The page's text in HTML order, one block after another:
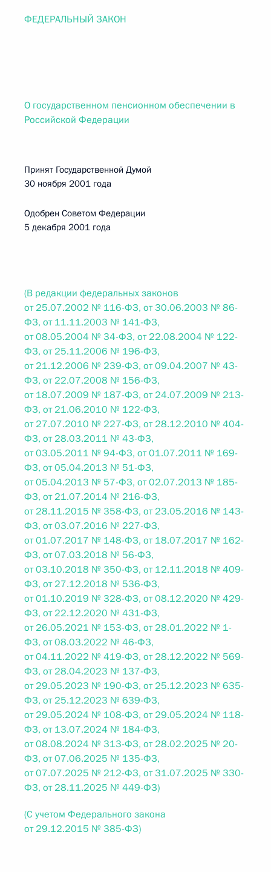
ФЕДЕРАЛЬНЫЙ ЗАКОН
О государственном пенсионном обеспечении в
Российской Федерации
Принят Государственной Думой
30 ноября 2001 года
Одобрен Советом Федерации
5 декабря 2001 года
(В редакции федеральных законов
от 25.07.2002 № 116-ФЗ, от 30.06.2003 № 86-
ФЗ, от 11.11.2003 № 141-ФЗ,
от 08.05.2004 № 34-ФЗ, от 22.08.2004 № 122-
ФЗ, от 25.11.2006 № 196-ФЗ,
от 21.12.2006 № 239-ФЗ, от 09.04.2007 № 43-
ФЗ, от 22.07.2008 № 156-ФЗ,
от 18.07.2009 № 187-ФЗ, от 24.07.2009 № 213-
ФЗ, от 21.06.2010 № 122-ФЗ,
от 27.07.2010 № 227-ФЗ, от 28.12.2010 № 404-
ФЗ, от 28.03.2011 № 43-ФЗ,
от 03.05.2011 № 94-ФЗ, от 01.07.2011 № 169-
ФЗ, от 05.04.2013 № 51-ФЗ,
от 05.04.2013 № 57-ФЗ, от 02.07.2013 № 185-
ФЗ, от 21.07.2014 № 216-ФЗ,
от 28.11.2015 № 358-ФЗ, от 23.05.2016 № 143-
ФЗ, от 03.07.2016 № 227-ФЗ,
от 01.07.2017 № 148-ФЗ, от 18.07.2017 № 162-
ФЗ, от 07.03.2018 № 56-ФЗ,
от 03.10.2018 № 350-ФЗ, от 12.11.2018 № 409-
ФЗ, от 27.12.2018 № 536-ФЗ,
от 01.10.2019 № 328-ФЗ, от 08.12.2020 № 429-
ФЗ, от 22.12.2020 № 431-ФЗ,
от 26.05.2021 № 153-ФЗ, от 28.01.2022 № 1-
ФЗ, от 08.03.2022 № 46-ФЗ,
от 04.11.2022 № 419-ФЗ, от 28.12.2022 № 569-
ФЗ, от 28.04.2023 № 137-ФЗ,
от 29.05.2023 № 190-ФЗ, от 25.12.2023 № 635-
ФЗ, от 25.12.2023 № 639-ФЗ,
от 29.05.2024 № 108-ФЗ, от 29.05.2024 № 118-
ФЗ, от 13.07.2024 № 184-ФЗ,
от 08.08.2024 № 313-ФЗ, от 28.02.2025 № 20-
ФЗ, от 07.06.2025 № 135-ФЗ,
от 07.07.2025 № 212-ФЗ, от 31.07.2025 № 330-
ФЗ, от 28.11.2025 № 449-ФЗ)
(С учетом Федерального закона
от 29.12.2015 № 385-ФЗ)